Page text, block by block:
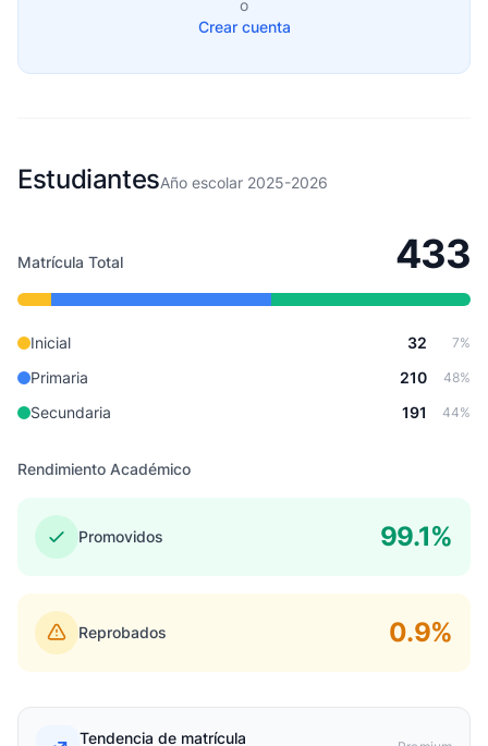
o
Crear cuenta
EstudiantesAño escolar 2025-2026
Matrícula Total 433
Inicial 32 7%
Primaria 210 48%
Secundaria 191 44%
Rendimiento Académico
Promovidos 99.1%
Reprobados 0.9%
Tendencia de matrícula